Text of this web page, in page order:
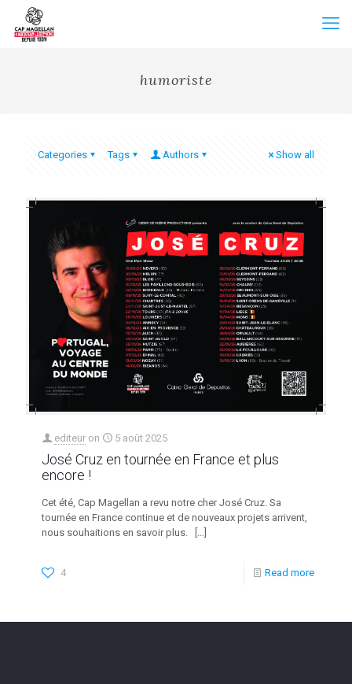
humoriste
Categories Tags Authors Show all
editeur on 5 août 2025
José Cruz en tournée en France et plus
encore !
Cet été, Cap Magellan a revu notre cher José Cruz. Sa
tournée en France continue et de nouveaux projets arrivent,
nous souhaitions en savoir plus.
[…]
4 Read more